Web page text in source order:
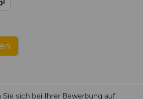
Sie sich bei Ihrer Bewerbung auf